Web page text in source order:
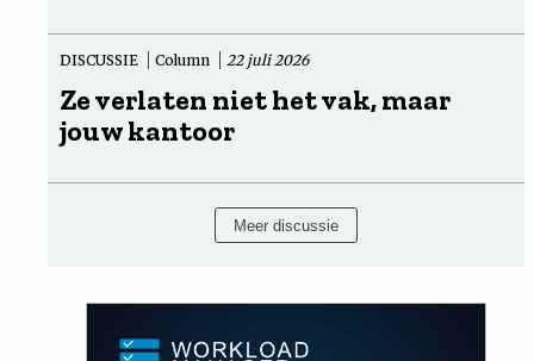
DISCUSSIE Column 22 juli 2026
Ze verlaten niet het vak, maar
jouw kantoor
Meer discussie